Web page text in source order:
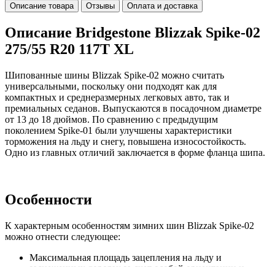
Описание товара Отзывы Оплата и доставка
Описание Bridgestone Blizzak Spike-02
275/55 R20 117T XL
Шипованные шины Blizzak Spike-02 можно считать
универсальными, поскольку они подходят как для
компактных и среднеразмерных легковых авто, так и
премиальных седанов. Выпускаются в посадочном диаметре
от 13 до 18 дюймов. По сравнению с предыдущим
поколением Spike-01 были улучшены характеристики
торможения на льду и снегу, повышена износостойкость.
Одно из главных отличий заключается в форме фланца шипа.
Особенности
К характерным особенностям зимних шин Blizzak Spike-02
можно отнести следующее:
Максимальная площадь зацепления на льду и